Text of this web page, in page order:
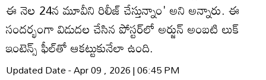
ఈ నెల 24న మూవీని రిలీజ్‌ చేస్తున్నాం' అని అన్నారు. ఈ
సందర్భంగా విడుదల చేసిన పోస్టర్‌లో అర్జున్ అంబటి లుక్‌
ఇంటెన్స్ ఫీల్‌తో ఆకట్టుకునేలా ఉంది.
Updated Date - Apr 09 , 2026 | 06:45 PM